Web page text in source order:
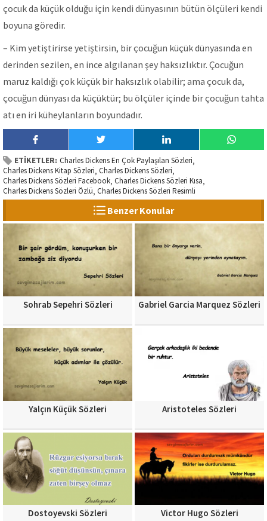
çocuk da küçük olduğu için kendi dünyasının bütün ölçüleri kendi
boyuna göredir.
– Kim yetiştirirse yetiştirsin, bir çocuğun küçük dünyasında en
derinden sezilen, en ince algılanan şey haksızlıktır. Çocuğun
maruz kaldığı çok küçük bir haksızlık olabilir; ama çocuk da,
çocuğun dünyası da küçüktür; bu ölçüler içinde bir çocuğun tahta
atı en iri küheylanların boyundadır.
ETİKETLER: Charles Dickens En Çok Paylaşılan Sözleri,
Charles Dickens Kitap Sözleri, Charles Dickens Sözleri,
Charles Dickens Sözleri Facebook, Charles Dickens Sözleri Kısa,
Charles Dickens Sözleri Özlü, Charles Dickens Sözleri Resimli
Benzer Konular
Sohrab Sepehri Sözleri Gabriel Garcia Marquez Sözleri
Yalçın Küçük Sözleri Aristoteles Sözleri
Dostoyevski Sözleri Victor Hugo Sözleri